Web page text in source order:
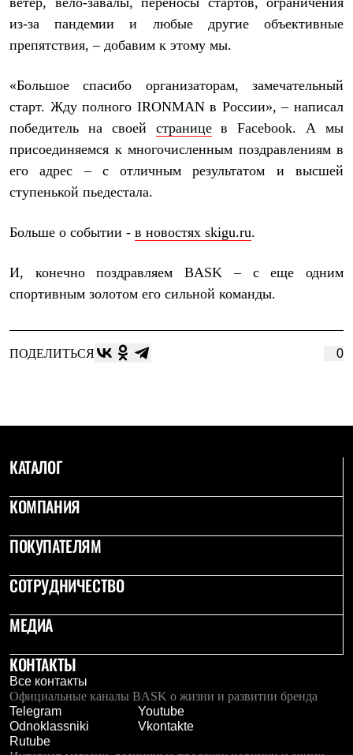
Гамаши
Тапочки и чуни
Тапочки
Уход за обувью
Аксессуары
Головные уборы
Шапки
Балаклавы и маски
Кепки и бейсболки
Повязки
Панамы
Перчатки
Полезные аксессуары
Ремни
Опушки
Термоковрики
Уход за одеждой
ЗА ПОЛЯРНЫМ КРУГОМ
CITY
ИДЁМ В ПОХОД
Дневник капитана
Компания
Баск сегодня
История
Отцы основатели
Баск в вашем городе
Контроль качества
Команда Баск
Сотрудничество
Дилерам
Стать дилером
Корпоративным клиентам
Услуги
из-за пандемии и любые другие объективные
препятствия, – добавим к этому мы.
«Большое спасибо организаторам, замечательный
старт. Жду полного IRONMAN в России», – написал
победитель на своей страницев Facebook. А мы
присоединяемся к многочисленным поздравлениям в
его адрес – с отличным результатом и высшей
ступенькой пьедестала.
Больше о событии - в новостях skigu.ru.
И, конечно поздравляем BASK – с еще одним
спортивным золотом его сильной команды.
ПОДЕЛИТЬСЯ 0
КАТАЛОГ
КОМПАНИЯ
ПОКУПАТЕЛЯМ
СОТРУДНИЧЕСТВО
МЕДИА
КОНТАКТЫ
Все контакты
Официальные каналы BASK о жизни и развитии бренда
Telegram
Youtube
Odnoklassniki
Vkontakte
Rutube